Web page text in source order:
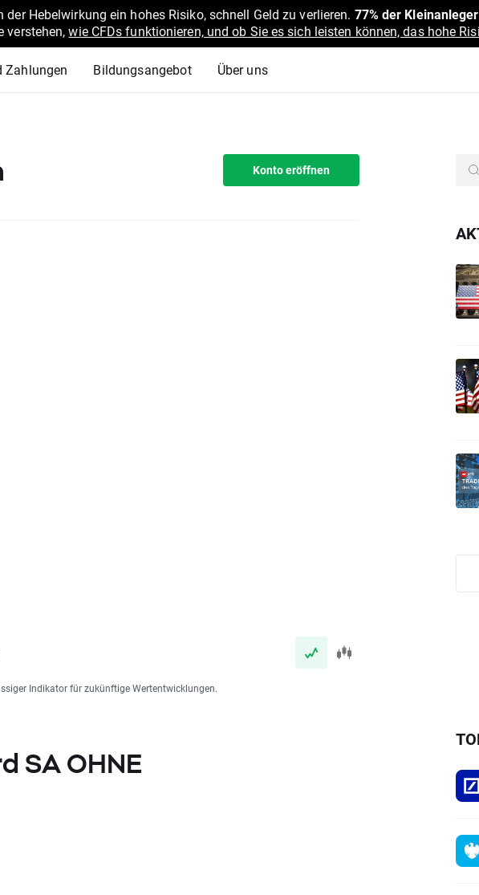
Hebelwirkung ein hohes Risiko, schnell Geld zu verlieren. 77% der
verstehen,wie CFDs funktionieren, und ob Sie es sich leisten können, das hohe
Zahlungen Bildungsangebot Über uns
Konto eröffnen
Indikator für zukünftige Wertentwicklungen.
SA OHNE